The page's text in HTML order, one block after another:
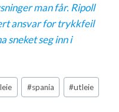
man får. Ripoll
ansvar for trykkfeil
sneket seg inn i
leie #spania #utleie